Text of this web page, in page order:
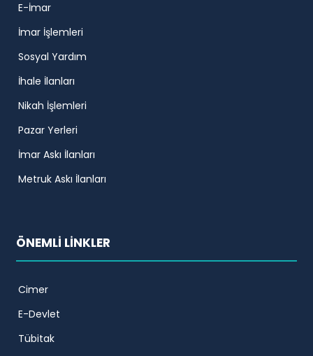
E-İmar
İmar İşlemleri
Sosyal Yardım
İhale İlanları
Nikah İşlemleri
Pazar Yerleri
İmar Askı İlanları
Metruk Askı İlanları
ÖNEMLİ LİNKLER
Cimer
E-Devlet
Tübitak